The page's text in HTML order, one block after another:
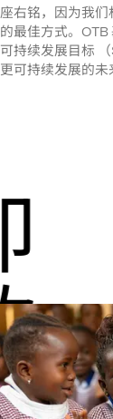
右铭，因为我
最佳方式。 OTB
持续发展目标
可持续发展的未